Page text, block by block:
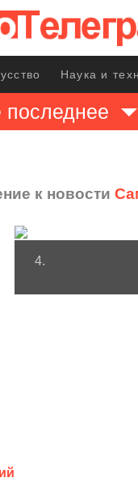
Наука и
к новости
4.